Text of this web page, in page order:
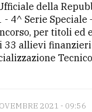
della
4^ Serie Speciale
per titoli ed
33 allievi
2021 - 09:56